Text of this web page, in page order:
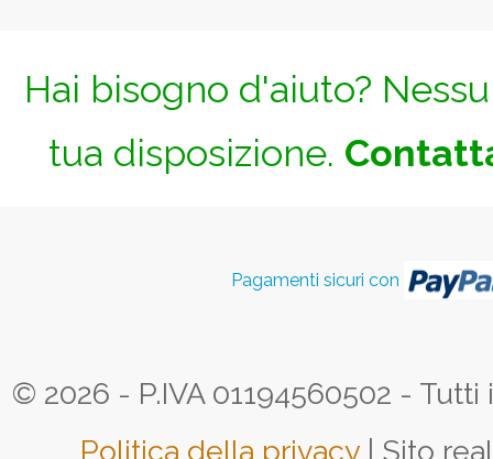
Hai bisogno d'aiuto?
tua disposizione.
Pagamenti sicuri con
© 2026 - P.IVA 01194560502 -
Politica della privacy | Sito